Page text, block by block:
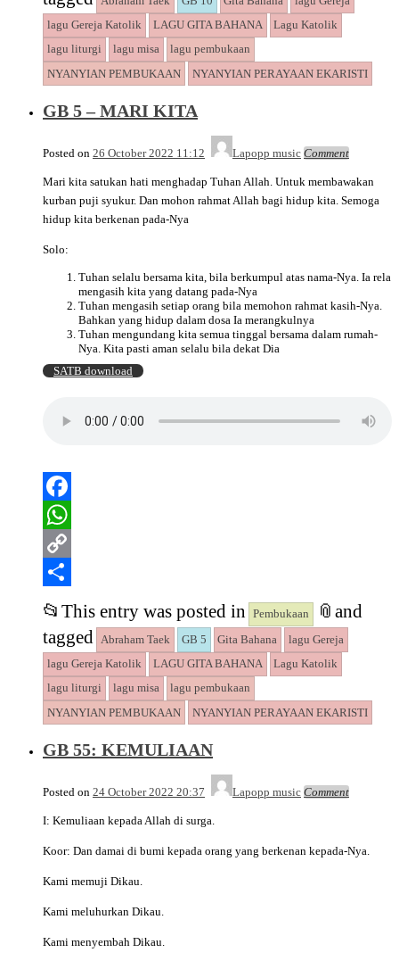
lagu Gereja Katolik
LAGU GITA BAHANA
Lagu Katolik
lagu liturgi
lagu misa
lagu pembukaan
NYANYIAN PEMBUKAAN
NYANYIAN PERAYAAN EKARISTI
GB 5 – MARI KITA
Posted on 26 October 2022 11:12 Lapopp music Comment
Mari kita satukan hati menghadap Tuhan Allah. Untuk membawakan
kurban puji syukur. Dan mohon rahmat Allah bagi hidup kita. Semoga
hidup kita berkenan pada-Nya
Solo:
Tuhan selalu bersama kita, bila berkumpul atas nama-Nya. Ia rela
mengasih kita yang datang pada-Nya
Tuhan mengasih setiap orang bila memohon rahmat kasih-Nya.
Bahkan yang hidup dalam dosa Ia merangkulnya
Tuhan mengundang kita semua tinggal bersama dalam rumah-
Nya. Kita pasti aman selalu bila dekat Dia
SATB download
Facebook
WhatsApp
Copy
Link
Share
📂 This entry was posted in Pembukaan 📎 and
tagged
Abraham Taek GB 5 Gita Bahana
lagu Gereja
lagu Gereja Katolik
LAGU GITA BAHANA
Lagu Katolik
lagu liturgi
lagu misa
lagu pembukaan
NYANYIAN PEMBUKAAN
NYANYIAN PERAYAAN EKARISTI
GB 55: KEMULIAAN
Posted on 24 October 2022 20:37 Lapopp music Comment
I: Kemuliaan kepada Allah di surga.
Koor: Dan damai di bumi kepada orang yang berkenan kepada-Nya.
Kami memuji Dikau.
Kami meluhurkan Dikau.
Kami menyembah Dikau.